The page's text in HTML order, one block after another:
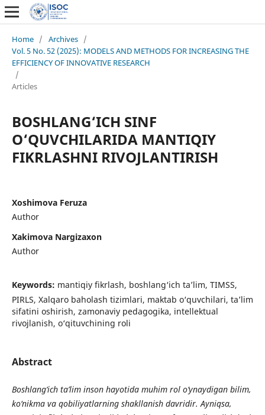
Home / Archives /
Vol. 5 No. 52 (2025): MODELS AND METHODS FOR INCREASING THE
EFFICIENCY OF INNOVATIVE RESEARCH
/
Articles
BOSHLANG‘ICH SINF
O‘QUVCHILARIDA MANTIQIY
FIKRLASHNI RIVOJLANTIRISH
Xoshimova Feruza
Author
Xakimova Nargizaxon
Author
Keywords: mantiqiy fikrlash, boshlang‘ich ta’lim, TIMSS,
PIRLS, Xalqaro baholash tizimlari, maktab o‘quvchilari, ta’lim
sifatini oshirish, zamonaviy pedagogika, intellektual
rivojlanish, o‘qituvchining roli
Abstract
Boshlang‘ich ta’lim inson hayotida muhim rol o‘ynaydigan bilim,
ko‘nikma va qobiliyatlarning shakllanish davridir. Ayniqsa,